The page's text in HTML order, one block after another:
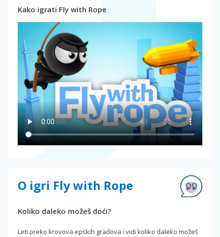
Kako igrati Fly with Rope
O igri Fly with Rope
Koliko daleko možeš doći?
Leti preko krovova epskih gradova i vidi koliko daleko možeš